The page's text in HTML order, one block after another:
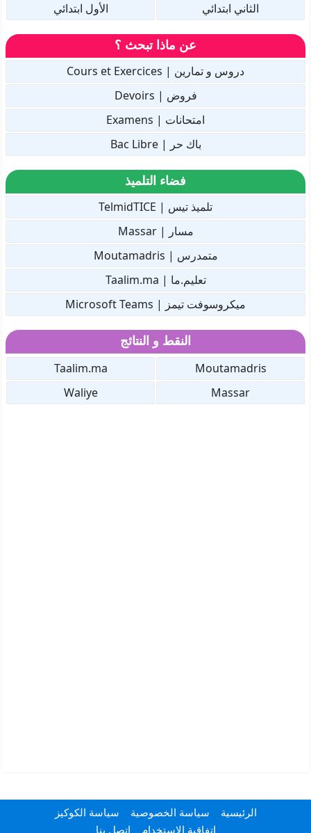
الثاني ابتدائي
الأول ابتدائي
عن ماذا تبحث ؟
دروس و تمارين | Cours et Exercices
فروض | Devoirs
امتحانات | Examens
باك حر | Bac Libre
فضاء التلميذ
تلميذ تيس | TelmidTICE
مسار | Massar
متمدرس | Moutamadris
تعليم.ما | Taalim.ma
ميكروسوفت تيمز | Microsoft Teams
النقط و النتائج
Moutamadris
Taalim.ma
Massar
Waliye
الرئيسية سياسة الخصوصية
سياسة الكوكيز
إتفاقية الإستخدام
اتصل بنا